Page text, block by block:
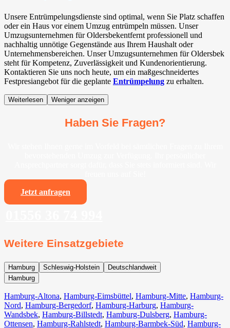
Unsere Entrümpelungsdienste sind optimal, wenn Sie Platz schaffen
oder ein Haus vor einem Umzug entrümpeln müssen. Unser
Umzugsunternehmen für Oldersbekentfernt professionell und
nachhaltig unnötige Gegenstände aus Ihrem Haushalt oder
Unternehmensbereichen. Unser Umzugsunternehmen für Oldersbek
steht für Kompetenz, Zuverlässigkeit und Kundenorientierung.
Kontaktieren Sie uns noch heute, um ein maßgeschneidertes
Festpresiangebot für die geplante Entrümpelung zu erhalten.
Weiterlesen Weniger anzeigen
Haben Sie Fragen?
Jetzt anfragen
Weitere Einsatzgebiete
Hamburg Schleswig-Holstein
Deutschlandweit
Hamburg
Hamburg-Altona, Hamburg-Eimsbüttel, Hamburg-Mitte, Hamburg-
Nord, Hamburg-Bergedorf, Hamburg-Harburg, Hamburg-
Wandsbek, Hamburg-Billstedt, Hamburg-Dulsberg, Hamburg-
Ottensen, Hamburg-Rahlstedt, Hamburg-Barmbek-Süd, Hamburg-